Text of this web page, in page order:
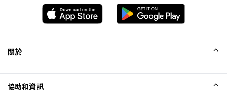
關於
協助和資訊